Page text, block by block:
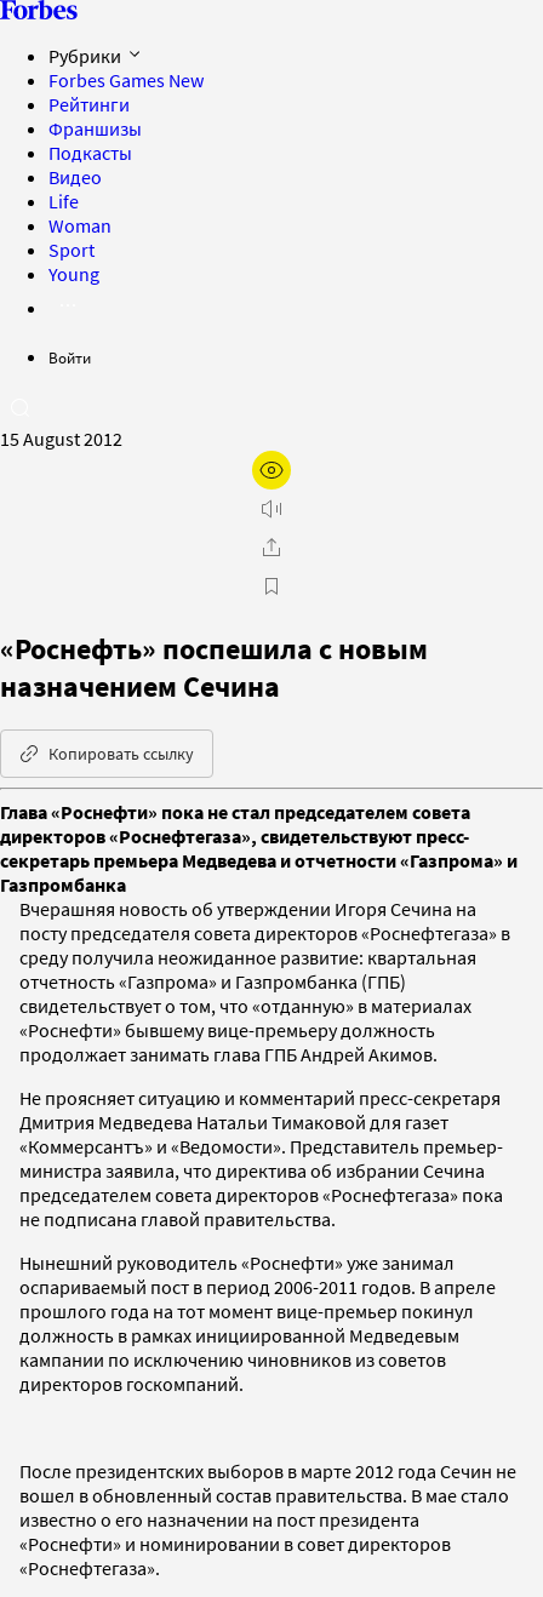
Рубрики
Forbes Games New
Рейтинги
Франшизы
Подкасты
Видео
Life
Woman
Sport
Young
Войти
15 August 2012
«Роснефть» поспешила с новым
назначением Сечина
Копировать ссылку
Глава «Роснефти» пока не стал председателем совета
директоров «Роснефтегаза», свидетельствуют пресс-
секретарь премьера Медведева и отчетности «Газпрома» и
Газпромбанка
Вчерашняя новость об утверждении Игоря Сечина на
посту председателя совета директоров «Роснефтегаза» в
среду получила неожиданное развитие: квартальная
отчетность «Газпрома» и Газпромбанка (ГПБ)
свидетельствует о том, что «отданную» в материалах
«Роснефти» бывшему вице-премьеру должность
продолжает занимать глава ГПБ Андрей Акимов.
Не проясняет ситуацию и комментарий пресс-секретаря
Дмитрия Медведева Натальи Тимаковой для газет
«Коммерсантъ» и «Ведомости». Представитель премьер-
министра заявила, что директива об избрании Сечина
председателем совета директоров «Роснефтегаза» пока
не подписана главой правительства.
Нынешний руководитель «Роснефти» уже занимал
оспариваемый пост в период 2006-2011 годов. В апреле
прошлого года на тот момент вице-премьер покинул
должность в рамках инициированной Медведевым
кампании по исключению чиновников из советов
директоров госкомпаний.
После президентских выборов в марте 2012 года Сечин не
вошел в обновленный состав правительства. В мае стало
известно о его назначении на пост президента
«Роснефти» и номинировании в совет директоров
«Роснефтегаза».